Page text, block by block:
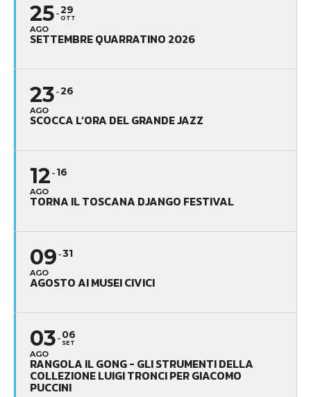
25
AGO
29
OTT
SETTEMBRE QUARRATINO 2026
23
AGO
26
SCOCCA L’ORA DEL GRANDE JAZZ
12
AGO
16
TORNA IL TOSCANA DJANGO FESTIVAL
09
AGO
31
AGOSTO AI MUSEI CIVICI
03
AGO
06
SET
RANGOLA IL GONG - GLI STRUMENTI DELLA
COLLEZIONE LUIGI TRONCI PER GIACOMO
PUCCINI